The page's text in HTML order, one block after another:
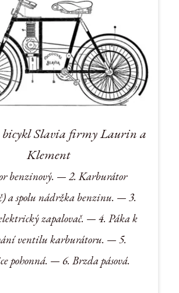
Slavia firmy Laurin a
Klement
benzinový. — 2. Karburátor
a spolu nádržka benzinu. — 3.
zapalovač. — 4. Páka k
ventilu karburátoru. — 5.
pohonná. — 6. Brzda pásová.